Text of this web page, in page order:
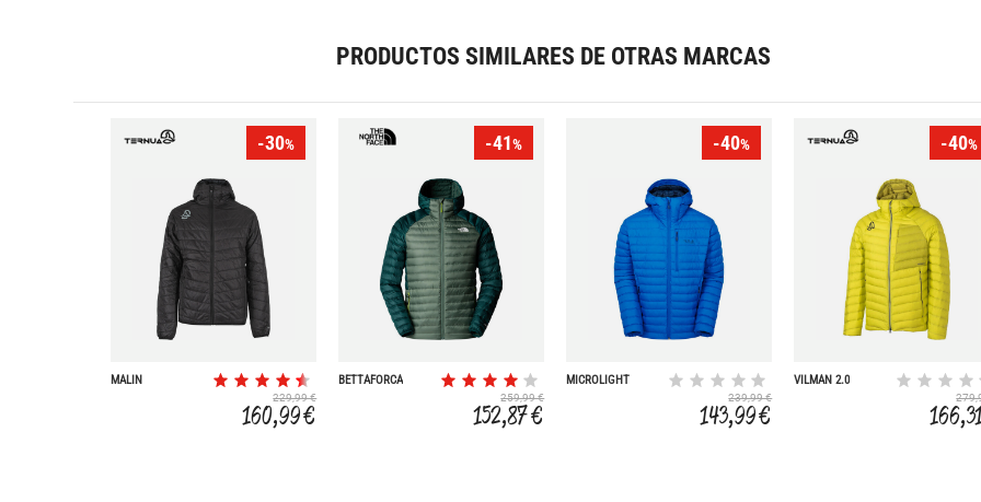
PRODUCTOS SIMILARES DE OTRAS MARCAS
-30%
MALIN
229,99 €
160,99 €
-41%
BETTAFORCA
259,99 €
152,87 €
-40%
MICROLIGHT
239,99 €
143,99 €
-40%
VILMAN 2.0